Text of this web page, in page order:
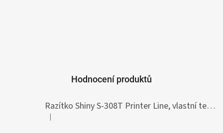
Hodnocení produktů
Razítko Shiny S-308T Printer Line, vlastní text 45 x 10 mm
Hodnocení produktu je 5 z 5 hvězdiček.
|